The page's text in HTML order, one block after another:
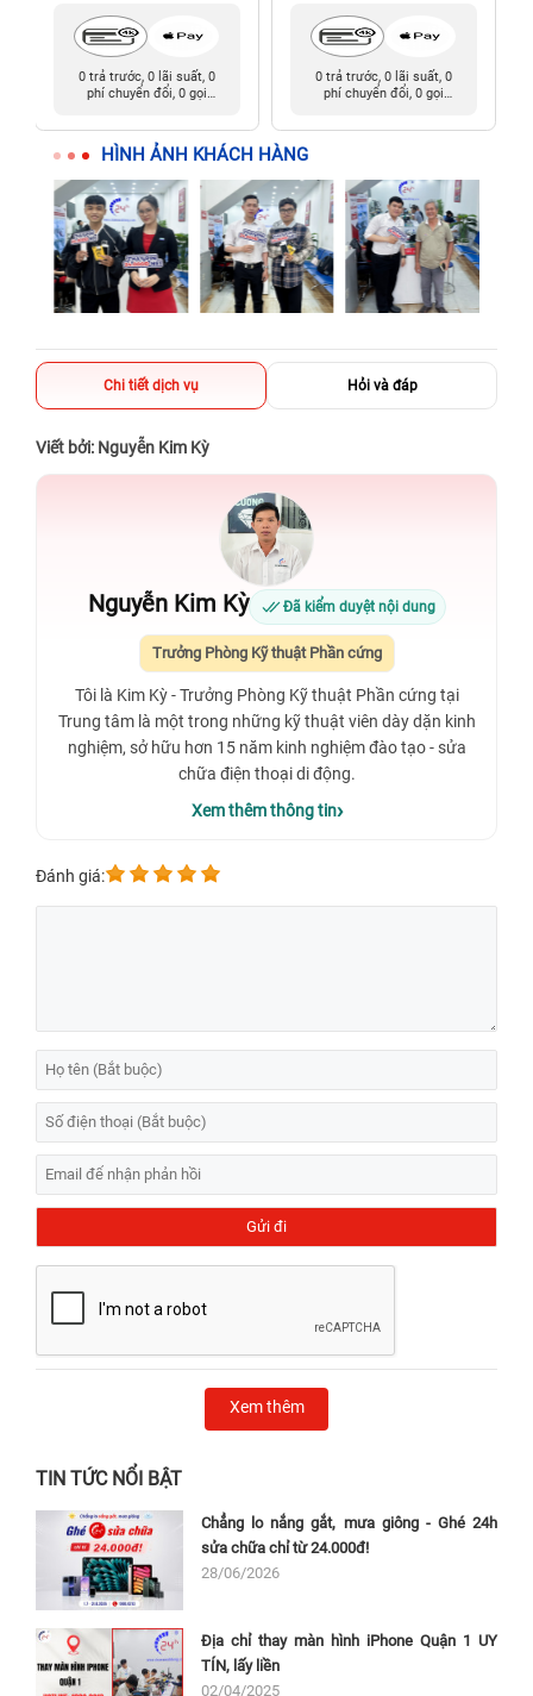
0 trả trước, 0 lãi suất, 0
phí chuyển đổi, 0 gọi
0 trả trước, 0 lãi suất, 0
phí chuyển đổi, 0 gọi
HÌNH ẢNH KHÁCH HÀNG
Chi tiết dịch vụ Hỏi và đáp
Viết bởi: Nguyễn Kim Kỳ
Nguyễn Kim Kỳ Đã kiểm duyệt nội dung
Trưởng Phòng Kỹ thuật Phần cứng
Tôi là Kim Kỳ - Trưởng Phòng Kỹ thuật Phần cứng tại
Trung tâm là một trong những kỹ thuật viên dày dặn kinh
nghiệm, sở hữu hơn 15 năm kinh nghiệm đào tạo - sửa
chữa điện thoại di động.
Xem thêm thông tin
Đánh giá:
Xem thêm
TIN TỨC NỔI BẬT
Chẳng lo nắng gắt, mưa giông - Ghé 24h
sửa chữa chỉ từ 24.000đ!
28/06/2026
Địa chỉ thay màn hình iPhone Quận 1 UY
TÍN, lấy liền
02/04/2025